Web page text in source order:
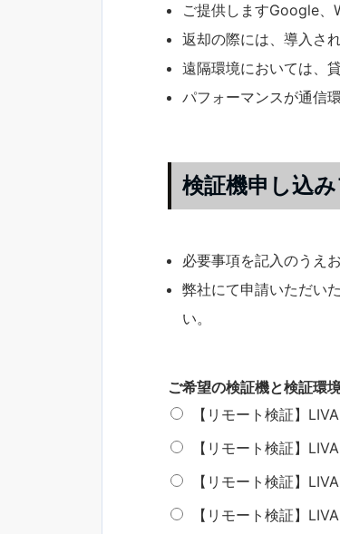
ご提供しますGoogle、
返却の際には、導入さ
遠隔環境においては、
パフォーマンスが通信
検証機申し込
必要事項を記入のうえ
弊社にて申請いただい
い。
ご希望の検証機と検証環
【リモート検証】
【リモート検証】
【リモート検証】
【リモート検証】